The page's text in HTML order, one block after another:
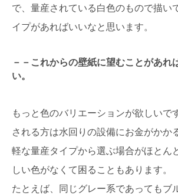
で、量産されている白色のもので描い
イプがあればいいなと思います。
－－これからの壁紙に望むことがあれ
い。
もっと色のバリエーションが欲しいで
される方は水回りの設備にお金がかか
軽な量産タイプから選ぶ場合がほとん
しい色がなくて困ることもあります。
たとえば、同じグレー系であってもブ